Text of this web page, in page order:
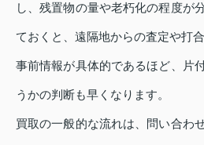
し、残置物の量や老朽化の程度が
ておくと、遠隔地からの査定や打
事前情報が具体的であるほど、片
うかの判断も早くなります。
買取の一般的な流れは、問い合わ